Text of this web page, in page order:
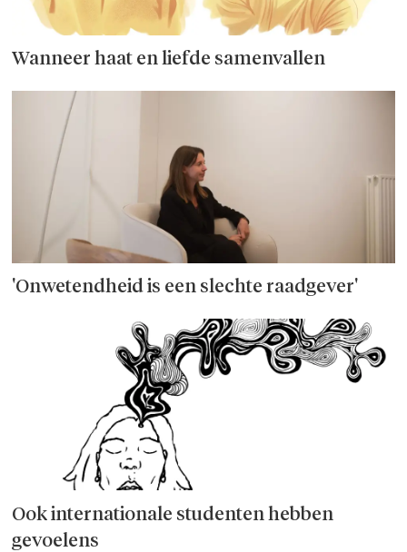
Wanneer haat en liefde samenvallen
'Onwetendheid is een slechte raadgever'
Ook internationale studenten hebben
gevoelens